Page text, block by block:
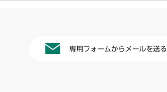
専用フォームからメールを送る